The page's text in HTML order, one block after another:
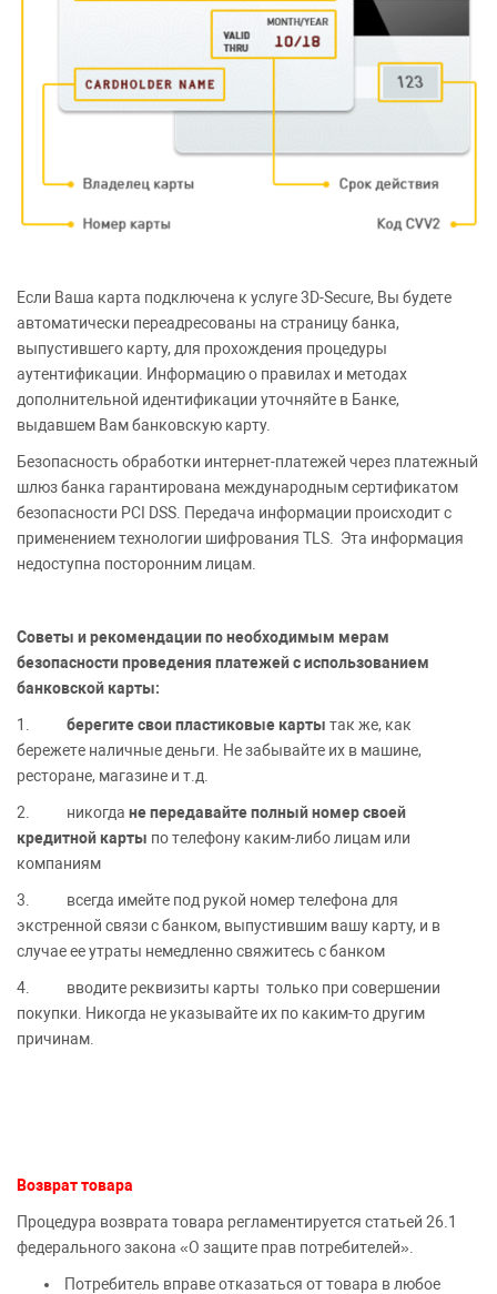
Если Ваша карта подключена к услуге 3D-Secure, Вы будете
автоматически переадресованы на страницу банка,
выпустившего карту, для прохождения процедуры
аутентификации. Информацию о правилах и методах
дополнительной идентификации уточняйте в Банке,
выдавшем Вам банковскую карту.
Безопасность обработки интернет-платежей через платежный
шлюз банка гарантирована международным сертификатом
безопасности PCI DSS. Передача информации происходит с
применением технологии шифрования TLS. Эта информация
недоступна посторонним лицам.
Советы и рекомендации по необходимым мерам
безопасности проведения платежей с использованием
банковской карты:
1. берегите свои пластиковые карты так же, как
бережете наличные деньги. Не забывайте их в машине,
ресторане, магазине и т.д.
2. никогда не передавайте полный номер своей
кредитной карты по телефону каким-либо лицам или
компаниям
3. всегда имейте под рукой номер телефона для
экстренной связи с банком, выпустившим вашу карту, и в
случае ее утраты немедленно свяжитесь с банком
4. вводите реквизиты карты только при совершении
покупки. Никогда не указывайте их по каким-то другим
причинам.
Возврат товара
Процедура возврата товара регламентируется статьей 26.1
федерального закона «О защите прав потребителей».
Потребитель вправе отказаться от товара в любое